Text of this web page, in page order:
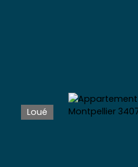
Acheter
Loué